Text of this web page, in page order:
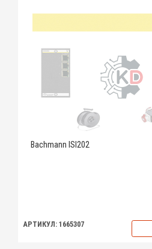
Bachmann ISI202
АРТИКУЛ: 1665307